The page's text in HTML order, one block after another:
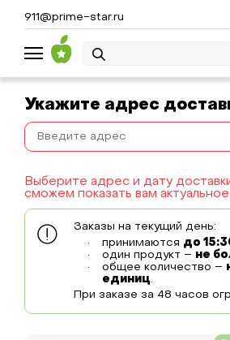
911@prime-star.ru
Укажите адрес
Выберите адрес и дату
сможем показать вам
Заказы на текущий день:
принимаются до
один продукт – не
общее количество –
единиц.
При заказе за 48 часов